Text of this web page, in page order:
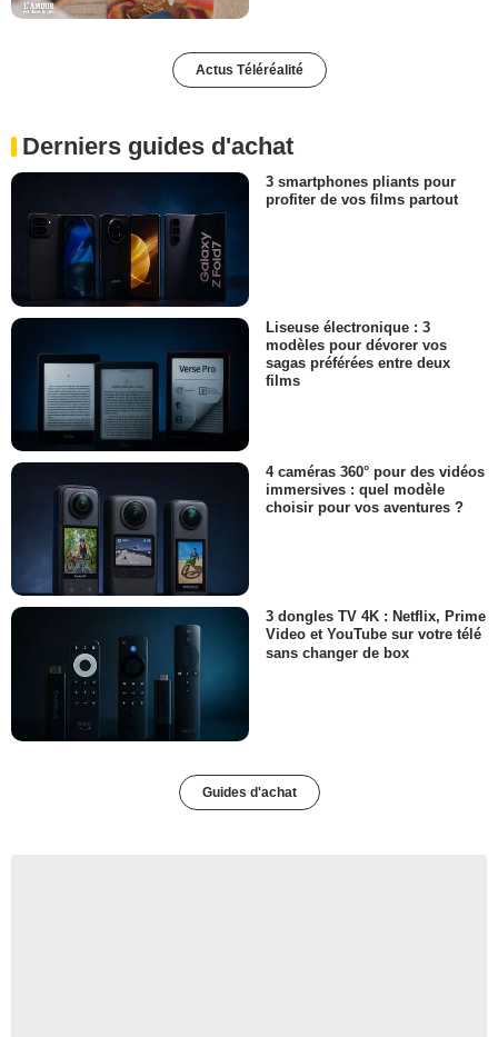
Actus Téléréalité
Derniers guides d'achat
3 smartphones pliants pour
profiter de vos films partout
Liseuse électronique : 3
modèles pour dévorer vos
sagas préférées entre deux
films
4 caméras 360° pour des vidéos
immersives : quel modèle
choisir pour vos aventures ?
3 dongles TV 4K : Netflix, Prime
Video et YouTube sur votre télé
sans changer de box
Guides d'achat